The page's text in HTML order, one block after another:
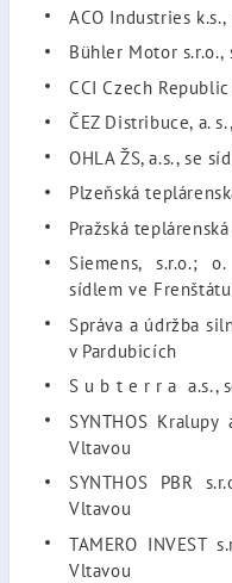
ACO Industries
Bühler Motor s.r.o.,
CCI Czech
ČEZ Distribuce, a.
OHLA ŽS, a.s., se
Plzeňská
Pražská
Siemens, s.r.o.;
sídlem ve
Správa a údržba
v Pardubicích
S u b t e r r a a.s.,
SYNTHOS
Vltavou
SYNTHOS PBR
Vltavou
TAMERO INVEST
Vltavou